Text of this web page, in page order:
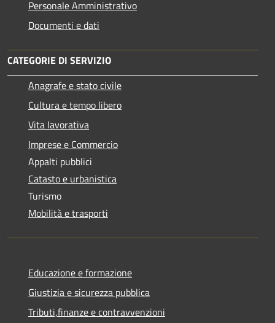
Personale Amministrativo
Documenti e dati
CATEGORIE DI SERVIZIO
Anagrafe e stato civile
Cultura e tempo libero
Vita lavorativa
Imprese e Commercio
Appalti pubblici
Catasto e urbanistica
Turismo
Mobilità e trasporti
Educazione e formazione
Giustizia e sicurezza pubblica
Tributi,finanze e contravvenzioni